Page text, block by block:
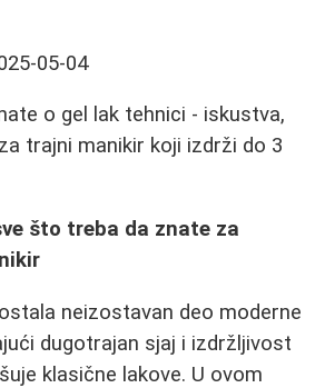
05-04
o gel lak tehnici - iskustva,
trajni manikir koji izdrži do 3
što treba da znate za
neizostavan deo moderne
dugotrajan sjaj i izdržljivost
klasične lakove. U ovom